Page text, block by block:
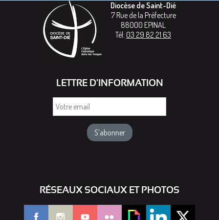
Diocèse de Saint-Dié
7 Rue de la Préfecture
88000 EPINAL
Tél: 03 29 82 21 63
LETTRE D'INFORMATION
RÉSEAUX SOCIAUX ET PHOTOS